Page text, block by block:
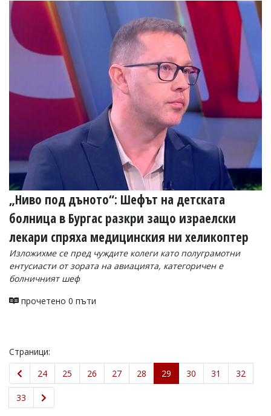
„Ниво под дъното“: Шефът на детската
болница в Бургас разкри защо израелски
лекари спряха медицинския ни хеликоптер
Изложихме се пред чуждите колеги като полуграмотни
ентусиасти от зората на авиацията, категоричен е
болничният шеф
прочетено 0 пъти
Страници:
24
25 26 27 28 29 30 31 32
33